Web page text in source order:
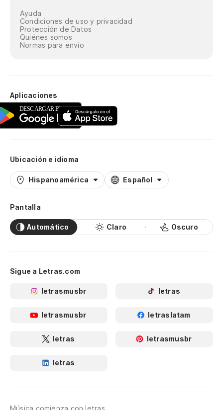
Ayuda
Condiciones de uso y privacidad
Protección de Datos
Quiénes somos
Normas para envío
Aplicaciones
Ubicación e idioma
Hispanoamérica Español
Pantalla
Automático Claro Oscuro
Sigue a Letras.com
letrasmusbr letras
letrasmusbr letraslatam
letras letrasmusbr
letras
Música comienza con letras